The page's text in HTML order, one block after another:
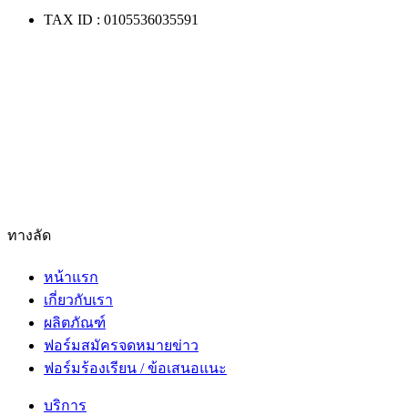
TAX ID : 0105536035591
ทางลัด
หน้าแรก
เกี่ยวกับเรา
ผลิตภัณฑ์
ฟอร์มสมัครจดหมายข่าว
ฟอร์มร้องเรียน / ข้อเสนอแนะ
บริการ